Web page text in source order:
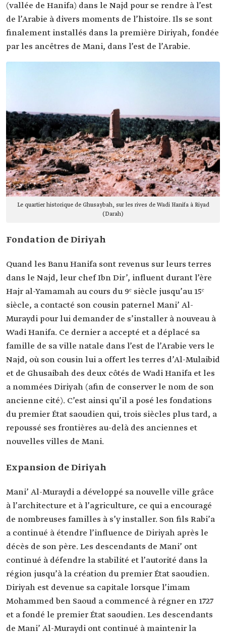
(vallée de Hanifa) dans le Najd pour se rendre à l’est
de l’Arabie à divers moments de l’histoire. Ils se sont
finalement installés dans la première Diriyah, fondée
par les ancêtres de Mani, dans l’est de l’Arabie.
Le quartier historique de Ghusaybah, sur les rives de Wadi Hanifa à Riyad
(Darah)
Fondation de Diriyah
Quand les Banu Hanifa sont revenus sur leurs terres
dans le Najd, leur chef Ibn Dir’, influent durant l’ère
Hajr al-Yamamah au cours du 9ᵉ siècle jusqu’au 15ᵉ
siècle, a contacté son cousin paternel Mani’ Al-
Muraydi pour lui demander de s’installer à nouveau à
Wadi Hanifa. Ce dernier a accepté et a déplacé sa
famille de sa ville natale dans l’est de l’Arabie vers le
Najd, où son cousin lui a offert les terres d’Al-Mulaibid
et de Ghusaibah des deux côtés de Wadi Hanifa et les
a nommées Diriyah (afin de conserver le nom de son
ancienne cité). C’est ainsi qu’il a posé les fondations
du premier État saoudien qui, trois siècles plus tard, a
repoussé ses frontières au-delà des anciennes et
nouvelles villes de Mani.
Expansion de Diriyah
Mani’ Al-Muraydi a développé sa nouvelle ville grâce
à l’architecture et à l’agriculture, ce qui a encouragé
de nombreuses familles à s’y installer. Son fils Rabi’a
a continué à étendre l’influence de Diriyah après le
décès de son père. Les descendants de Mani’ ont
continué à défendre la stabilité et l’autorité dans la
région jusqu’à la création du premier État saoudien.
Diriyah est devenue sa capitale lorsque l’imam
Mohammed ben Saoud a commencé à régner en 1727
et a fondé le premier État saoudien. Les descendants
de Mani’ Al-Muraydi ont continué à maintenir la